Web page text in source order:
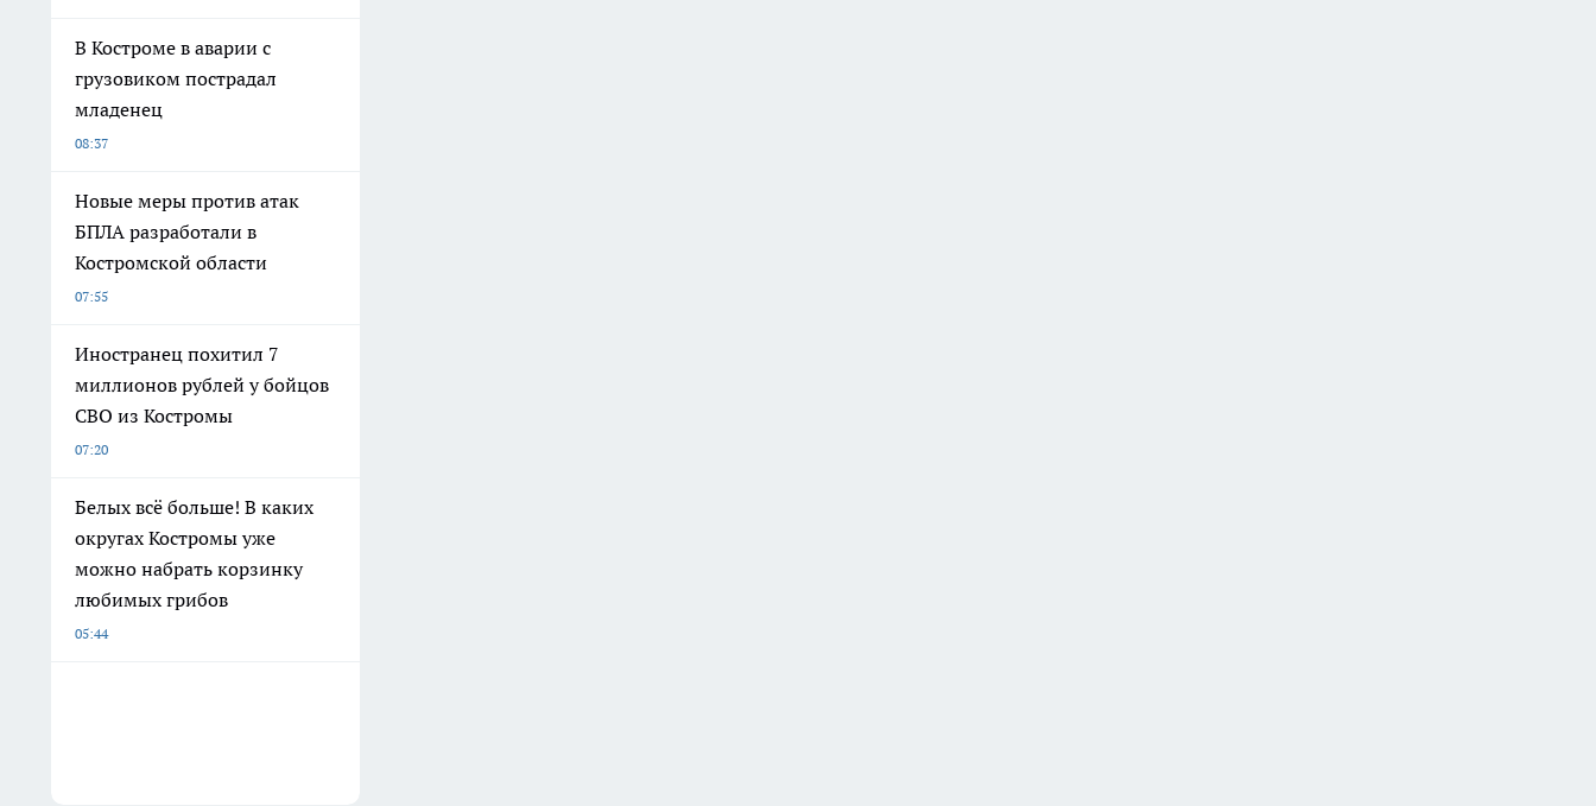
В Костроме в аварии с
грузовиком пострадал
младенец
08:37
Новые меры против атак
БПЛА разработали в
Костромской области
07:55
Иностранец похитил 7
миллионов рублей у бойцов
СВО из Костромы
07:20
Белых всё больше! В каких
округах Костромы уже
можно набрать корзинку
любимых грибов
05:44